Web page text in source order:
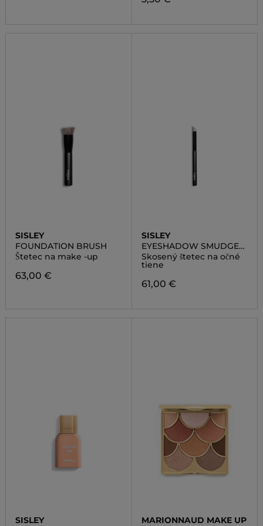
SISLEY
FOUNDATION BRUSH
Štetec na make -up
63,00 €
SISLEY
EYESHADOW SMUDGE
BRUSH
Skosený štetec na očné
tiene
61,00 €
SISLEY
MARIONNAUD MAKE UP